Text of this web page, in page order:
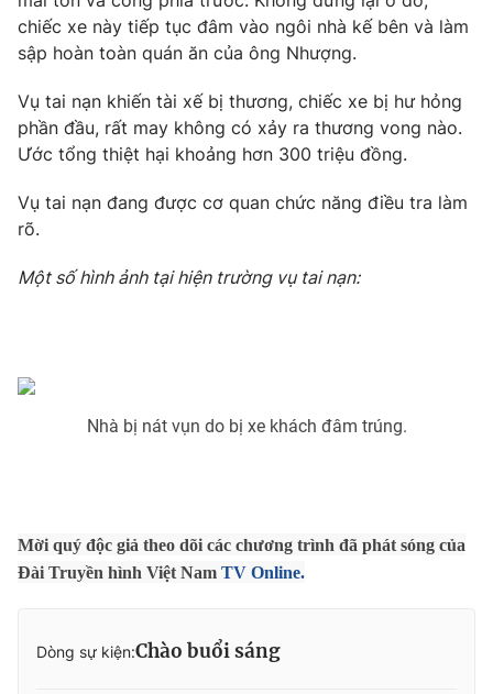
Góc doanh nghiệp
Truyền hình
Phim VTV
Hậu trường
Nhân vật
Giải sao mai
Điện ảnh
Âm nhạc
Sao
Đời sống
Làm đẹp
Chất lượng cuộc sống
Giáo dục
Học trực tuyến
Công nghệ
Thị trường
Lịch phát sóng
Photo Infographic
Video Shorts video
chiếc xe này tiếp tục đâm vào ngôi nhà kế bên và làm
sập hoàn toàn quán ăn của ông Nhượng.
Vụ tai nạn khiến tài xế bị thương, chiếc xe bị hư hỏng
phần đầu, rất may không có xảy ra thương vong nào.
Ước tổng thiệt hại khoảng hơn 300 triệu đồng.
Vụ tai nạn đang được cơ quan chức năng điều tra làm
rõ.
Một số hình ảnh tại hiện trường vụ tai nạn:
Nhà bị nát vụn do bị xe khách đâm trúng.
Mời quý độc giả theo dõi các chương trình đã phát sóng của
Đài Truyền hình Việt Nam TV Online.
Dòng sự kiện:Chào buổi sáng